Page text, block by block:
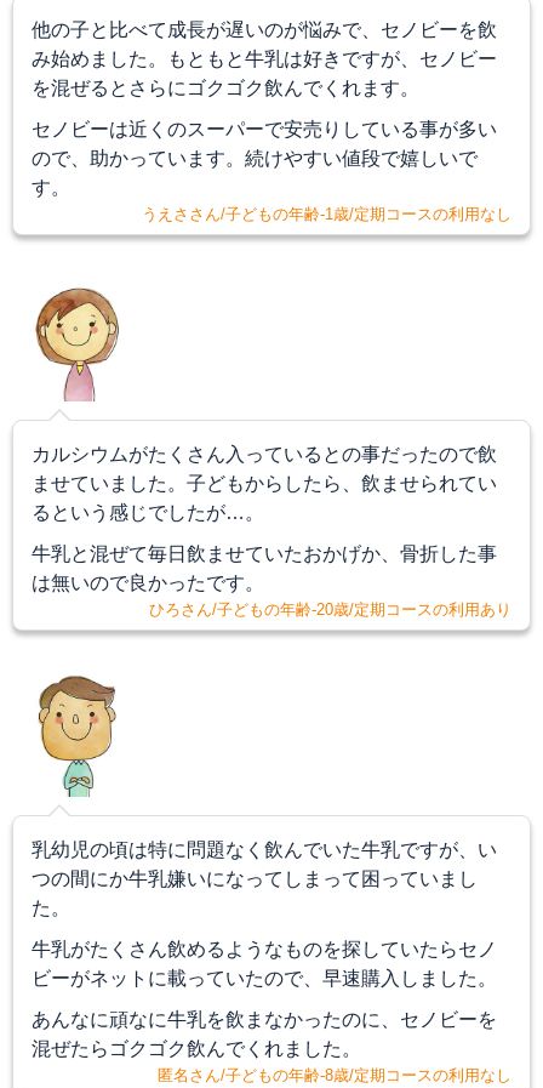
他の子と比べて成長が遅いのが悩みで、セノビーを飲
み始めました。
もともと牛乳は好きですが、セノビー
を混ぜるとさらにゴクゴク飲んでくれます。
セノビーは近くのスーパーで安売りしている事が多い
ので、助かっています。続けやすい値段で嬉しいで
す。
うえささん/子どもの年齢-1歳/定期コースの利用なし
カルシウムがたくさん入っているとの事だったので飲
ませていました。子どもからしたら、飲ませられてい
るという感じでしたが…。
牛乳と混ぜて毎日飲ませていたおかげか、骨折した事
は無いので良かったです。
ひろさん/子どもの年齢-20歳/定期コースの利用あり
乳幼児の頃は特に問題なく飲んでいた牛乳ですが、い
つの間にか牛乳嫌いになってしまって困っていまし
た。
牛乳がたくさん飲めるようなものを探していたらセノ
ビーがネットに載っていたので、早速購入しました。
あんなに頑なに牛乳を飲まなかったのに、セノビーを
混ぜたらゴクゴク飲んでくれました。
匿名さん/子どもの年齢-8歳/定期コースの利用なし